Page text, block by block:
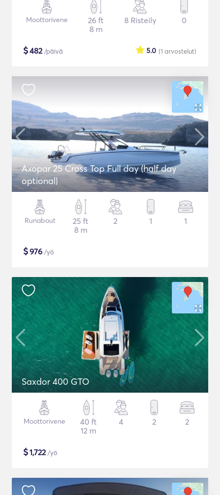
Moottorivene
26 ft
8 m
8 Risteily 0
$482/päivä (1 arvostelut)
5.0
Axopar 25 Cross Top Full day (half day
optional)
Runabout
25 ft
8 m
2 1 1
$976 /yö
Saxdor 400 GTO
Moottorivene
40 ft
12 m
4 2 2
$1,722/yö